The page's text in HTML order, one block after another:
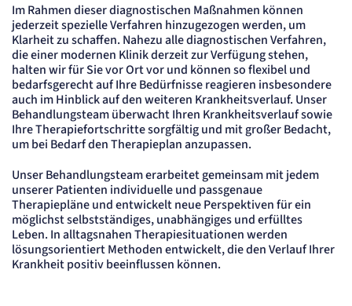
Im Rahmen dieser diagnostischen Maßnahmen können
jederzeit spezielle Verfahren hinzugezogen werden, um
Klarheit zu schaffen. Nahezu alle diagnostischen Verfahren,
die einer modernen Klinik derzeit zur Verfügung stehen,
halten wir für Sie vor Ort vor und können so flexibel und
bedarfsgerecht auf Ihre Bedürfnisse reagieren insbesondere
auch im Hinblick auf den weiteren Krankheitsverlauf. Unser
Behandlungsteam überwacht Ihren Krankheitsverlauf sowie
Ihre Therapiefortschritte sorgfältig und mit großer Bedacht,
um bei Bedarf den Therapieplan anzupassen.
Unser Behandlungsteam erarbeitet gemeinsam mit jedem
unserer Patienten individuelle und passgenaue
Therapiepläne und entwickelt neue Perspektiven für ein
möglichst selbstständiges, unabhängiges und erfülltes
Leben. In alltagsnahen Therapiesituationen werden
lösungsorientiert Methoden entwickelt, die den Verlauf Ihrer
Krankheit positiv beeinflussen können.
Cookie Laufzeit:
Session
Sitzungs-Cookie
Name:
PHPSESSID
Anbieter:
Artemed SE
Zweck:
Cookie Laufzeit:
Session
Einverständnis-Cookie
Name:
cookie_consent